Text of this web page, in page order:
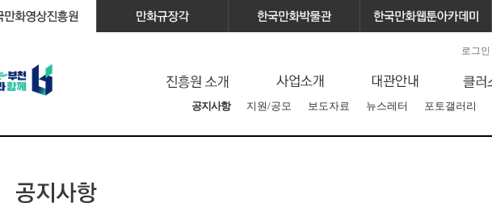
로그인
공지사항 지원/공모 보도자료 뉴스레터 포토갤러리